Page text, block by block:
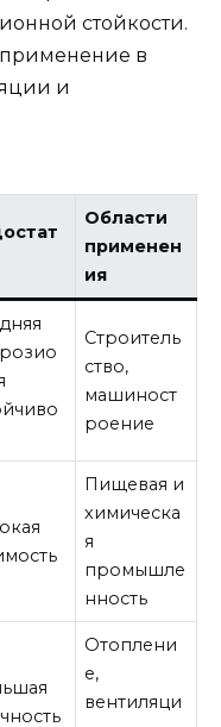
стойкости.
в
и
Области
применен
ия
Строитель
ство,
машиност
роение
Пищевая и
химическа
я
промышле
нность
Отоплени
е,
вентиляци